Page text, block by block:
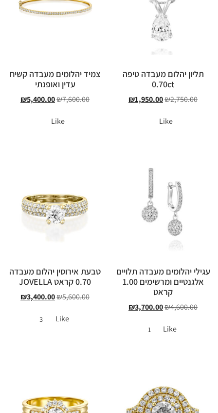
תליון יהלום מעבדה טיפה
0.70ct
₪2,750.00
₪1,950.00
Like
צמיד יהלומים מעבדה קשיח
עדין ואופנתי
₪7,600.00
₪5,400.00
Like
עגילי יהלומים מעבדה תלויים
אלגנטיים ומרשימים 1.00
קראט
₪4,600.00
₪3,700.00
Like
1
טבעת אירוסין יהלום מעבדה
0.70 קראט JOVELLA
₪5,600.00
₪3,400.00
Like
3